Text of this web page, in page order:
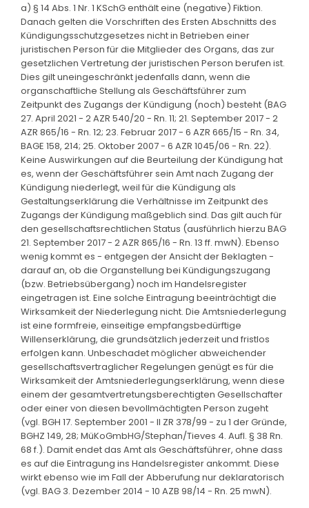
a) § 14 Abs. 1 Nr. 1 KSchG enthält eine (negative) Fiktion.
Danach gelten die Vorschriften des Ersten Abschnitts des
Kündigungsschutzgesetzes nicht in Betrieben einer
juristischen Person für die Mitglieder des Organs, das zur
gesetzlichen Vertretung der juristischen Person berufen ist.
Dies gilt uneingeschränkt jedenfalls dann, wenn die
organschaftliche Stellung als Geschäftsführer zum
Zeitpunkt des Zugangs der Kündigung (noch) besteht (BAG
27. April 2021 - 2 AZR 540/20 - Rn. 11; 21. September 2017 - 2
AZR 865/16 - Rn. 12; 23. Februar 2017 - 6 AZR 665/15 - Rn. 34,
BAGE 158, 214; 25. Oktober 2007 - 6 AZR 1045/06 - Rn. 22).
Keine Auswirkungen auf die Beurteilung der Kündigung hat
es, wenn der Geschäftsführer sein Amt nach Zugang der
Kündigung niederlegt, weil für die Kündigung als
Gestaltungserklärung die Verhältnisse im Zeitpunkt des
Zugangs der Kündigung maßgeblich sind. Das gilt auch für
den gesellschaftsrechtlichen Status (ausführlich hierzu BAG
21. September 2017 - 2 AZR 865/16 - Rn. 13 ff. mwN). Ebenso
wenig kommt es - entgegen der Ansicht der Beklagten -
darauf an, ob die Organstellung bei Kündigungszugang
(bzw. Betriebsübergang) noch im Handelsregister
eingetragen ist. Eine solche Eintragung beeinträchtigt die
Wirksamkeit der Niederlegung nicht. Die Amtsniederlegung
ist eine formfreie, einseitige empfangsbedürftige
Willenserklärung, die grundsätzlich jederzeit und fristlos
erfolgen kann. Unbeschadet möglicher abweichender
gesellschaftsvertraglicher Regelungen genügt es für die
Wirksamkeit der Amtsniederlegungserklärung, wenn diese
einem der gesamtvertretungsberechtigten Gesellschafter
oder einer von diesen bevollmächtigten Person zugeht
(vgl. BGH 17. September 2001 - II ZR 378/99 - zu 1 der Gründe,
BGHZ 149, 28; MüKoGmbHG/Stephan/Tieves 4. Aufl. § 38 Rn.
68 f.). Damit endet das Amt als Geschäftsführer, ohne dass
es auf die Eintragung ins Handelsregister ankommt. Diese
wirkt ebenso wie im Fall der Abberufung nur deklaratorisch
(vgl. BAG 3. Dezember 2014 - 10 AZB 98/14 - Rn. 25 mwN).